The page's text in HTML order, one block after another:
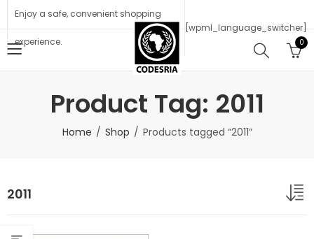
Enjoy a safe, convenient shopping
experience.
[wpml_language_switcher]
0
Product Tag: 2011
Home Shop Products tagged “2011”
2011